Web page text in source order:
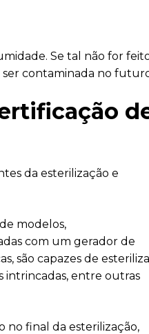
Se tal não for
contaminada no
da esterilização e
modelos,
com um gerador de
são capazes de
intrincadas, entre outras
no final da esterilização,